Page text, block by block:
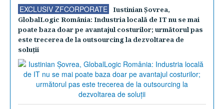
EXCLUSIV ZFCORPORATE
Iustinian Şovrea,
GlobalLogic România: Industria locală de IT nu se mai
poate baza doar pe avantajul costurilor; următorul pas
este trecerea de la outsourcing la dezvoltarea de
soluţii